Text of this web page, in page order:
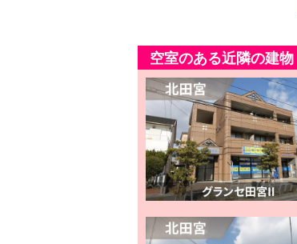
空室のある近隣の建物